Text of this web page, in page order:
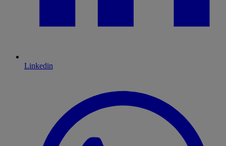
Linkedin